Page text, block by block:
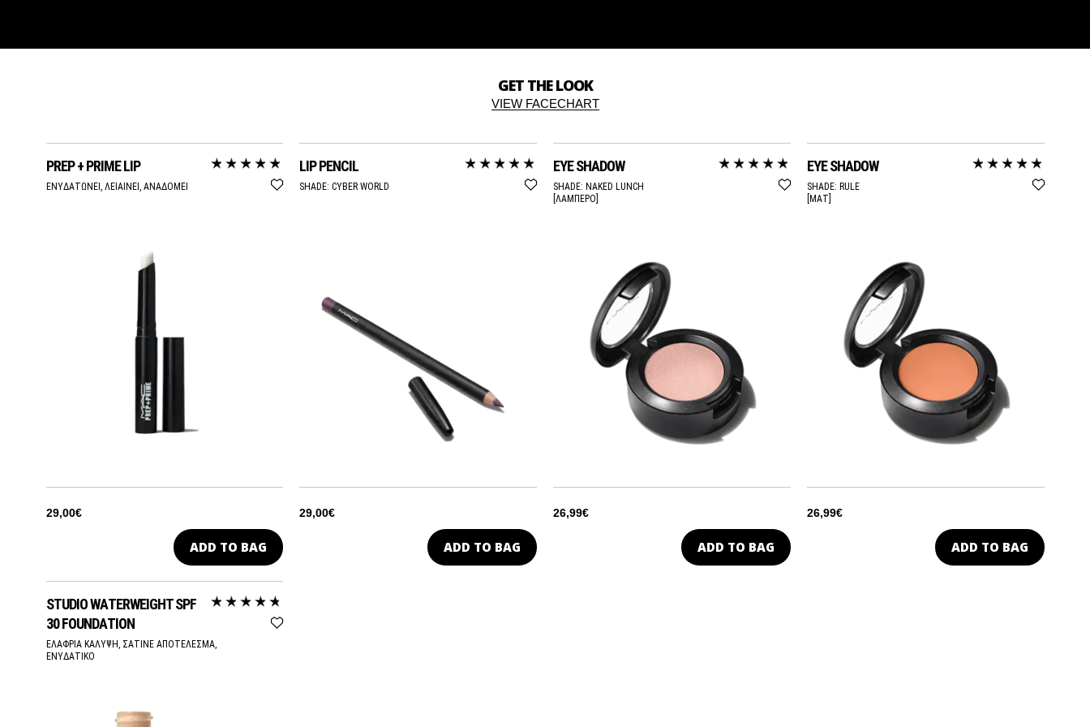
GET THE LOOK
VIEW FACECHART
PREP + PRIME LIP
ΕΝΥΔΑΤΩΝΕΙ, ΛΕΙΑΙΝΕΙ, ΑΝΑΔΟΜΕΙ
29,00€
ADD TO BAG
LIP PENCIL
SHADE:CYBER WORLD
29,00€
ADD TO BAG
EYE SHADOW
SHADE: NAKED LUNCH
[ΛΑΜΠΕΡΟ]
26,99€
ADD TO BAG
EYE SHADOW
SHADE: RULE
[ΜΑΤ]
26,99€
ADD TO BAG
STUDIO WATERWEIGHT SPF
30 FOUNDATION
ΕΛΑΦΡΙΑ ΚΑΛΥΨΗ, ΣΑΤΙΝΕ ΑΠΟΤΕΛΕΣΜΑ,
ΕΝΥΔΑΤΙΚΟ